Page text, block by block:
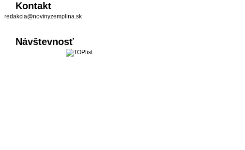
Kontakt
redakcia@novinyzemplina.sk
Návštevnosť